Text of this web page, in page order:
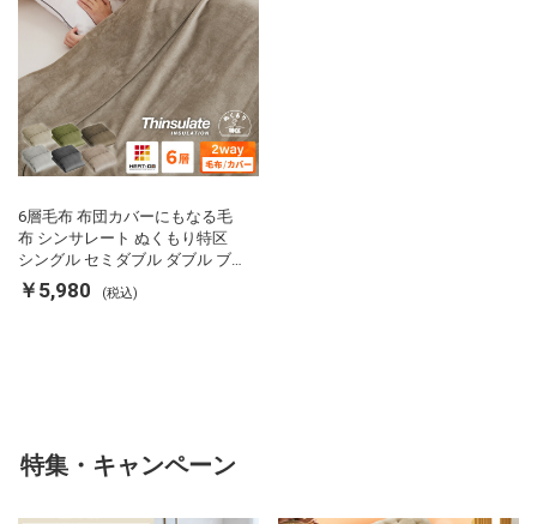
6層毛布 布団カバーにもなる毛
布 シンサレート ぬくもり特区
シングル セミダブル ダブル ブ
ランケット 掛け布団カバー フラ
ンネル 保温 蓄熱 吸湿 発熱 断熱
￥5,980 (税込)
特集・キャンペーン